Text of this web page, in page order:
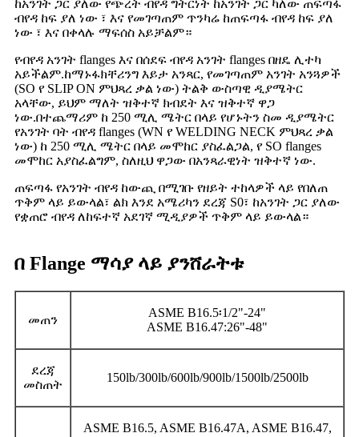
ከአንገት ጋር ያለው የጭረት ብየዳ ግትርነት ከአንገት ጋር ካለው ጠፍጣፋ
ብየዳ ከፍ ያለ ነው ፣ እና የመገጣጠም ጥንካሬ ከጠፍጣፋ ብየዳ ከፍ ያለ
ነው ፣ እና በቀላሉ ማፍሰስ አይቻልም።
የብየዳ አንገት flanges እና በሰደፍ ብየዳ አንገት flanges በዘዴ ሊተካ
አይችልም.ከማኑፋክቸሪንግ እይታ አንጻር, የመገጣጠም አንገት አንጓዎች
(SO የ SLIP ON ምህጻረ ቃል ነው) ትልቅ ውስጣዊ ዲያሜትር
አላቸው, ይህም ማለት ዝቅተኛ ክብደት እና ዝቅተኛ ዋጋ
ነው.በተጨማሪም ከ 250 ሚሊ ሜትር በላይ የሆኑትን ስመ ዲያሜትር
የአንገት ባት ብየዳ flanges (WN የ WELDING NECK ምህጻረ ቃል
ነው) ከ 250 ሚሊ ሜትር በላይ መሞከር ያስፈልጋል, የ SO flanges
መሞከር አያስፈልግም, ስለዚህ ዋጋው በአንጻራዊነት ዝቅተኛ ነው.
ጠፍጣፋ የአንገት ብየዳ ከውጪ በሚገቡ የዘይት ተከላዎች ላይ የበለጠ
ጥቅም ላይ ይውላል፣ ልክ እንደ አሜሪካን ደረጃ S0፣ ከአንገት ጋር ያለው
የቋጠሮ ብየዳ ለከፍተኛ አደገኛ ሚዲያዎች ጥቅም ላይ ይውላል።
በ Flange ማሳያ ላይ ያንሸራትቱ
መጠን
ASME B16.5፡1/2"-24"
ASME B16.47:26"-48"
ደረጃ
መስጠት
150lb/300lb/600lb/900lb/1500lb/2500lb
ASME B16.5, ASME B16.47A, ASME B16.47,